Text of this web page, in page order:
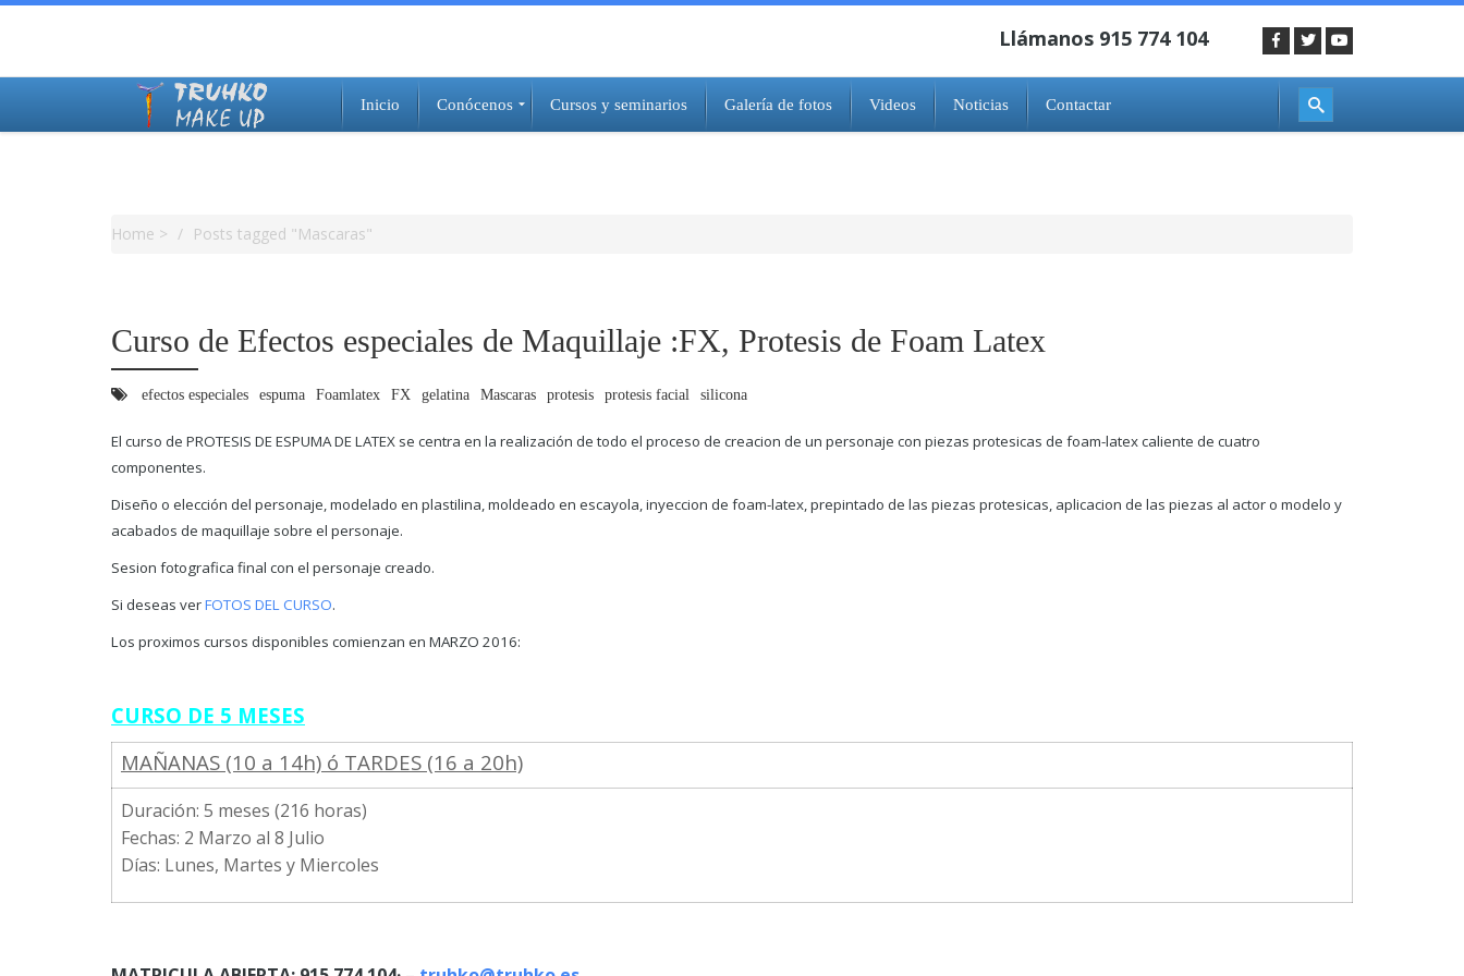
Inicio Conócenos Cursos y seminarios Galería de fotos Videos Noticias Contactar
Home > Posts tagged "Mascaras"
Curso de Efectos especiales de Maquillaje :FX, Protesis de Foam Latex
efectos especiales espuma Foamlatex FX gelatina Mascaras protesis protesis facial silicona
El curso de PROTESIS DE ESPUMA DE LATEX se centra en la realización de todo el proceso de creacion de un personaje con piezas protesicas de foam-latex caliente de cuatro
componentes.
Diseño o elección del personaje, modelado en plastilina, moldeado en escayola, inyeccion de foam-latex, prepintado de las piezas protesicas, aplicacion de las piezas al actor o modelo y
acabados de maquillaje sobre el personaje.
Sesion fotografica final con el personaje creado.
Si deseas verFOTOS DEL CURSO.
Los proximos cursos disponibles comienzan en MARZO 2016:
CURSO DE 5 MESES
MAÑANAS (10 a 14h) ó TARDES (16 a 20h)
Duración: 5 meses (216 horas)
Fechas: 2 Marzo al 8 Julio
Días: Lunes, Martes y Miercoles